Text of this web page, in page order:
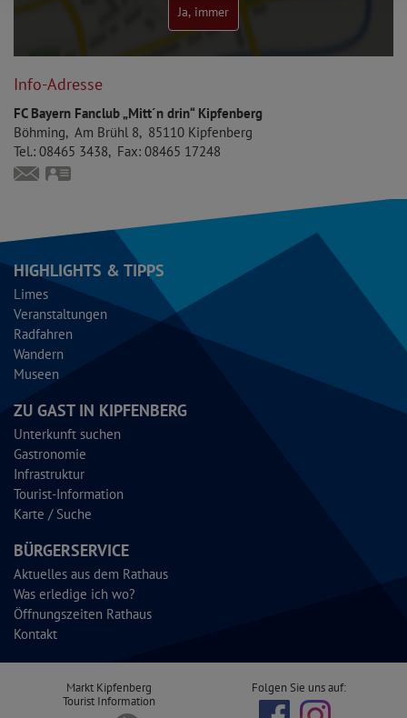
Ja, immer
Info-Adresse
FC Bayern Fanclub „Mitt´n drin“ Kipfenberg
Böhming Am Brühl 8 85110 Kipfenberg
Tel.: 08465 3438 Fax: 08465 17248
blechinger.gerhard@web.de
HIGHLIGHTS & TIPPS
Limes
Veranstaltungen
Radfahren
Wandern
Museen
ZU GAST IN KIPFENBERG
Unterkunft suchen
Gastronomie
Infrastruktur
Tourist-Information
Karte / Suche
BÜRGERSERVICE
Aktuelles aus dem Rathaus
Was erledige ich wo?
Öffnungszeiten Rathaus
Kontakt
Markt Kipfenberg
Tourist Information
Folgen Sie uns auf: